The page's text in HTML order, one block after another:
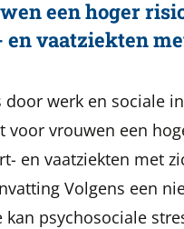
een hoger
en vaatziekten
door werk en sociale
voor vrouwen een
en vaatziekten met
Volgens een
kan psychosociale